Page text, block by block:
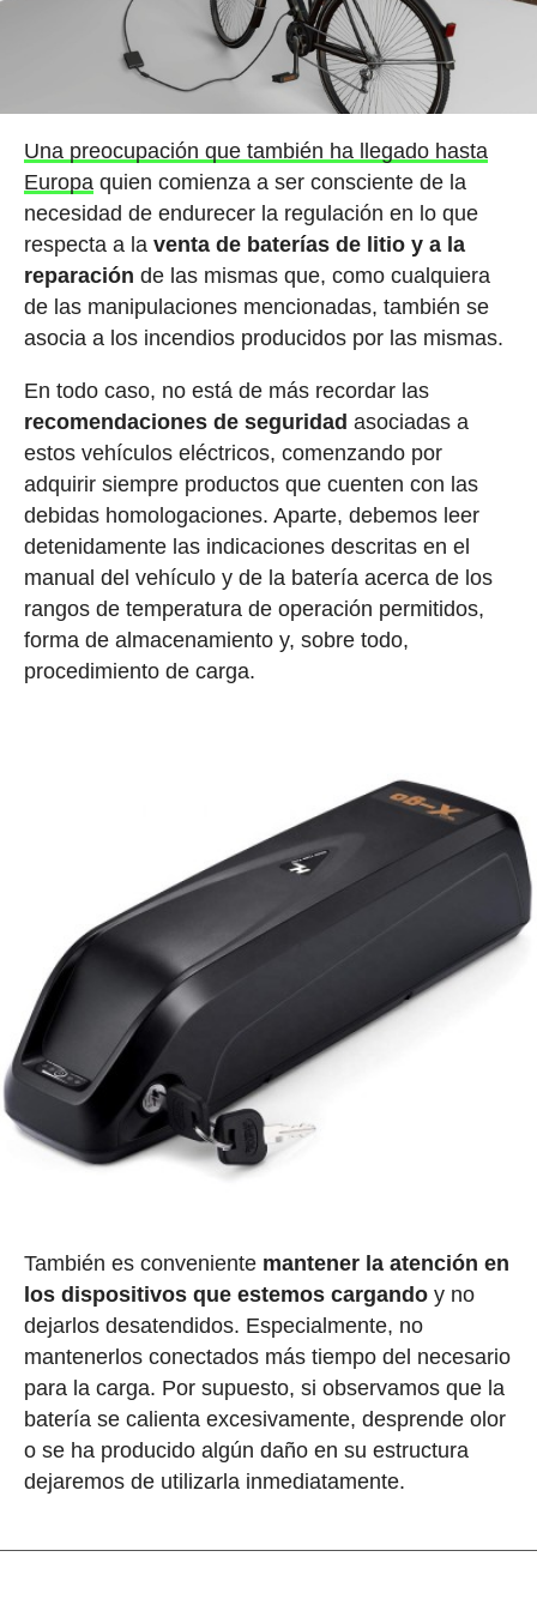
Una preocupación que también ha llegado hasta
Europaquien comienza a ser consciente de la
necesidad de endurecer la regulación en lo que
respecta a la venta de baterías de litio y a la
reparación de las mismas que, como cualquiera
de las manipulaciones mencionadas, también se
asocia a los incendios producidos por las mismas.
En todo caso, no está de más recordar las
recomendaciones de seguridad asociadas a
estos vehículos eléctricos, comenzando por
adquirir siempre productos que cuenten con las
debidas homologaciones. Aparte, debemos leer
detenidamente las indicaciones descritas en el
manual del vehículo y de la batería acerca de los
rangos de temperatura de operación permitidos,
forma de almacenamiento y, sobre todo,
procedimiento de carga.
También es conveniente mantener la atención en
los dispositivos que estemos cargandoy no
dejarlos desatendidos. Especialmente, no
mantenerlos conectados más tiempo del necesario
para la carga. Por supuesto, si observamos que la
batería se calienta excesivamente, desprende olor
o se ha producido algún daño en su estructura
dejaremos de utilizarla inmediatamente.